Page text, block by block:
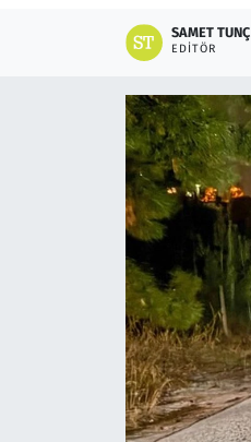
SAMET TUNÇ
EDITÖR
Televizyon